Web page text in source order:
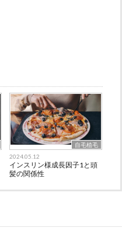
自毛植毛
2024.05.12
インスリン様成長因子1と頭
髪の関係性